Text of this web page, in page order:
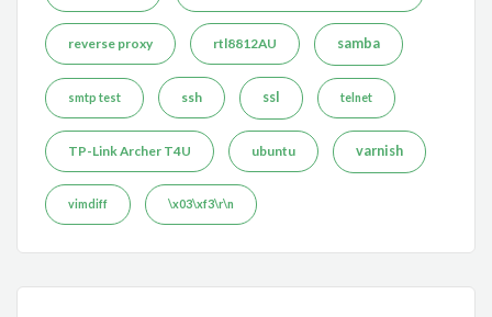
reverse proxy rtl8812AU samba
smtp test ssh ssl telnet
TP-Link Archer T4U ubuntu varnish
vimdiff \x03\xf3\r\n